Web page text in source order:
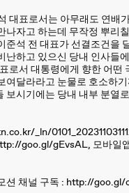
대표로서는 아무래도 연배
나자고 하는데 무작정 뿌리
준석 전 대표가 선결조건을
난하고 있으신 당내 인사들
로서 대통령에게 향한 어떤
여달라라고 눈물로 호소하
보시기에는 당내 내부 분열
_ln/
goo.gl/gEvsAL, 모바일
션 채널 구독 : http://goo.gl/